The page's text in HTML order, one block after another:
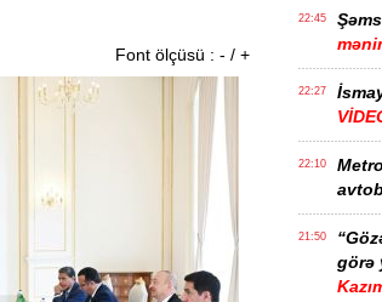
Font ölçüsü : - / +
22:45
22:27
22:10
21:50
görə